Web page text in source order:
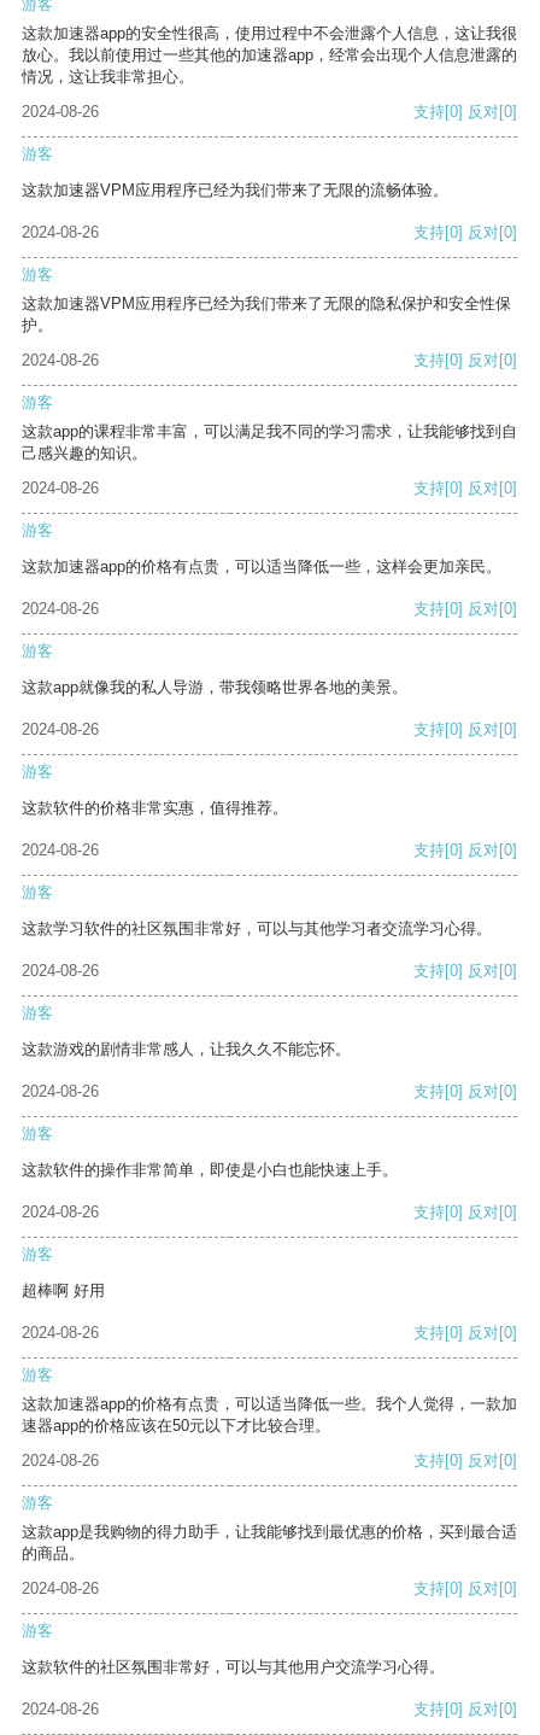
游客
这款加速器app的安全性很高，使用过程中不会泄露个人信息，这让我很
放心。我以前使用过一些其他的加速器app，经常会出现个人信息泄露的
情况，这让我非常担心。
2024-08-26
支持[0] 反对[0]
游客
这款加速器VPM应用程序已经为我们带来了无限的流畅体验。
2024-08-26 支持[0] 反对[0]
游客
这款加速器VPM应用程序已经为我们带来了无限的隐私保护和安全性保
护。
2024-08-26
支持[0] 反对[0]
游客
这款app的课程非常丰富，可以满足我不同的学习需求，让我能够找到自
己感兴趣的知识。
2024-08-26
支持[0] 反对[0]
游客
这款加速器app的价格有点贵，可以适当降低一些，这样会更加亲民。
2024-08-26 支持[0] 反对[0]
游客
这款app就像我的私人导游，带我领略世界各地的美景。
2024-08-26 支持[0] 反对[0]
游客
这款软件的价格非常实惠，值得推荐。
2024-08-26 支持[0] 反对[0]
游客
这款学习软件的社区氛围非常好，可以与其他学习者交流学习心得。
2024-08-26 支持[0] 反对[0]
游客
这款游戏的剧情非常感人，让我久久不能忘怀。
2024-08-26 支持[0] 反对[0]
游客
这款软件的操作非常简单，即使是小白也能快速上手。
2024-08-26 支持[0] 反对[0]
游客
超棒啊 好用
2024-08-26 支持[0] 反对[0]
游客
这款加速器app的价格有点贵，可以适当降低一些。我个人觉得，一款加
速器app的价格应该在50元以下才比较合理。
2024-08-26
支持[0] 反对[0]
游客
这款app是我购物的得力助手，让我能够找到最优惠的价格，买到最合适
的商品。
2024-08-26
支持[0] 反对[0]
游客
这款软件的社区氛围非常好，可以与其他用户交流学习心得。
2024-08-26 支持[0] 反对[0]